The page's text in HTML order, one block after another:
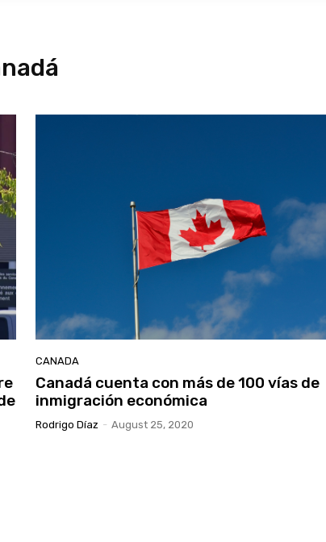
CANADA
Canadá cuenta con más de 100 vías de
inmigración económica
Rodrigo Díaz - August 25, 2020